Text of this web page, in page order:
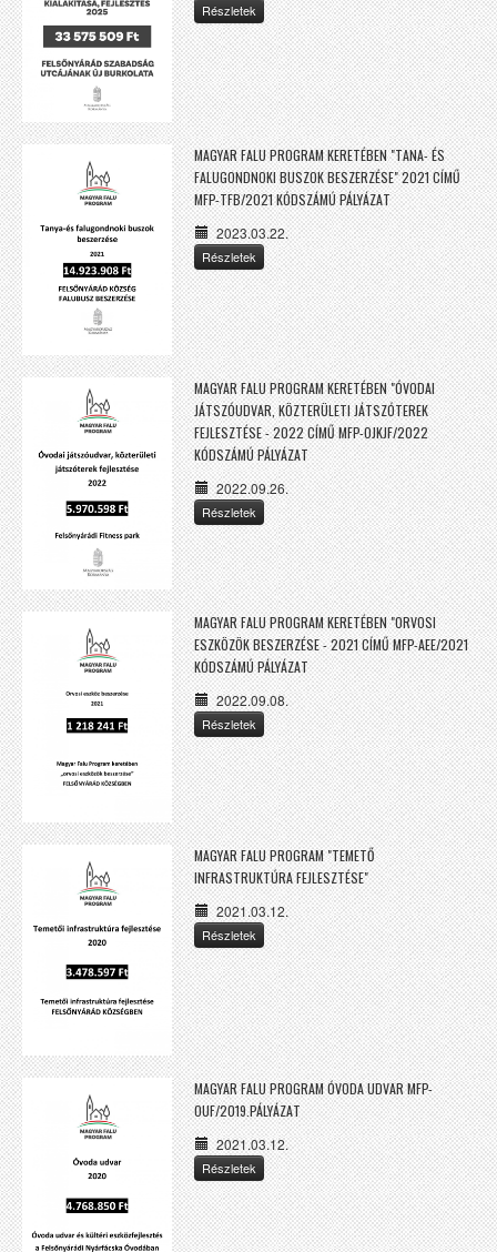
Részletek
MAGYAR FALU PROGRAM KERETÉBEN "TANA- ÉS
FALUGONDNOKI BUSZOK BESZERZÉSE" 2021 CÍMŰ
MFP-TFB/2021 KÓDSZÁMÚ PÁLYÁZAT
2023.03.22.
Részletek
MAGYAR FALU PROGRAM KERETÉBEN "ÓVODAI
JÁTSZÓUDVAR, KÖZTERÜLETI JÁTSZÓTEREK
FEJLESZTÉSE - 2022 CÍMŰ MFP-OJKJF/2022
KÓDSZÁMÚ PÁLYÁZAT
2022.09.26.
Részletek
MAGYAR FALU PROGRAM KERETÉBEN "ORVOSI
ESZKÖZÖK BESZERZÉSE - 2021 CÍMŰ MFP-AEE/2021
KÓDSZÁMÚ PÁLYÁZAT
2022.09.08.
Részletek
MAGYAR FALU PROGRAM "TEMETŐ
INFRASTRUKTÚRA FEJLESZTÉSE"
2021.03.12.
Részletek
MAGYAR FALU PROGRAM ÓVODA UDVAR MFP-
OUF/2019.PÁLYÁZAT
2021.03.12.
Részletek